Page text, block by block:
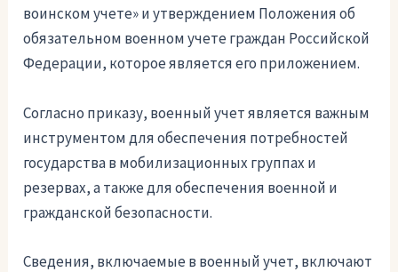
воинском учете» и утверждением Положения об
обязательном военном учете граждан Российской
Федерации, которое является его приложением.
Согласно приказу, военный учет является важным
инструментом для обеспечения потребностей
государства в мобилизационных группах и
резервах, а также для обеспечения военной и
гражданской безопасности.
Сведения, включаемые в военный учет, включают